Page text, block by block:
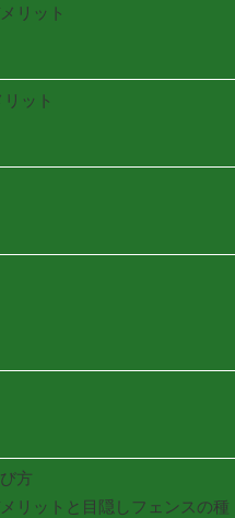
リット
ット
方
リットと目隠しフェンスの種